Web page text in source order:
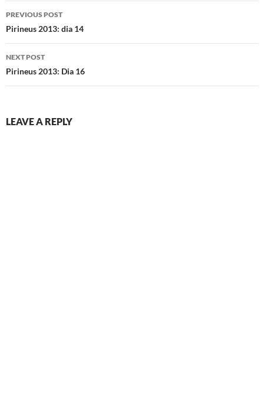
Post
navigation
PREVIOUS POST
Pirineus 2013: dia 14
NEXT POST
Pirineus 2013: Dia 16
LEAVE A REPLY